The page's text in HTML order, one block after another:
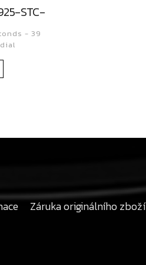
STC-
- 39
Záruka originálního zboží